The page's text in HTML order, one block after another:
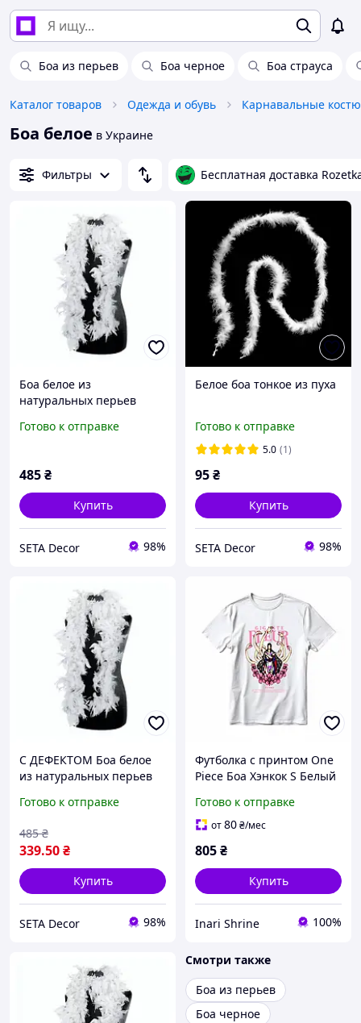
Боа из перьев Боа черное Боа страуса
Каталог товаров Одежда и обувь Карнавальные
Боа белое в Украине
Фильтры Бесплатная доставка
Боа белое из
натуральных перьев
Готово к отправке
485₴
Купить
SETA Decor 98%
Белое боа тонкое из пуха
Готово к отправке
5.0 (1)
95₴
Купить
SETA Decor 98%
С ДЕФЕКТОМ Боа белое
из натуральных перьев
Готово к отправке
339.50₴
485 ₴
Купить
SETA Decor 98%
Футболка с принтом One
Piece Боа Хэнкок S Белый
Готово к отправке
от80₴/мес
805₴
Купить
Inari Shrine 100%
Смотри также
Боа из перьев
Боа черное